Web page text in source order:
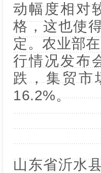
动幅度相对
格，这也使
定。农业部
行情况发布
跌，集贸市
16.2%。
山东省沂水